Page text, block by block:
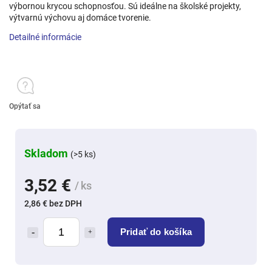
3,52 € / ks
2,86 € bez DPH
Pridať do košíka
Skladom (>5 ks)
výbornou krycou schopnosťou. Sú ideálne na školské projekty,
výtvarnú výchovu aj domáce tvorenie.
Detailné informácie
Opýtať sa